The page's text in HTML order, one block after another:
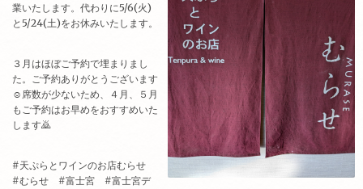
業いたします。代わりに5/6(火)
と5/24(土)をお休みいたします。
３月はほぼご予約で埋まりまし
た。ご予約ありがとうございます
☺席数が少ないため、４月、５月
もご予約はお早めをおすすめいた
します🙇
#天ぷらとワインのお店むらせ
#むらせ #富士宮 #富士宮デ